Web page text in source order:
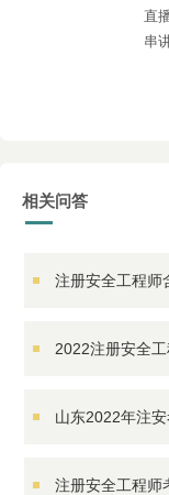
直
串
相关问答
注册安全工程师
2022注册安全
山东2022年注
注册安全工程师